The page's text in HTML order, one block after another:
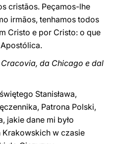
cristãos. Peçamos-lhe
irmãos, tenhamos todos
Cristo e por Cristo: o que
da Chicago e dal
Stanisława,
Patrona Polski,
jakie dane mi było
Krakowskich w czasie